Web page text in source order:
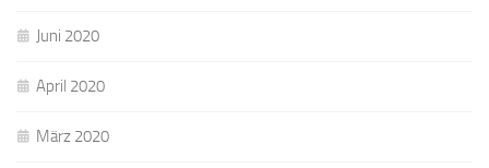
Juni 2020
April 2020
März 2020